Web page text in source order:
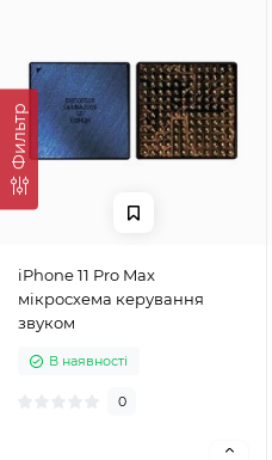
Фильтр
iPhone 11 Pro Max
мікросхема керування
звуком
В наявності
0